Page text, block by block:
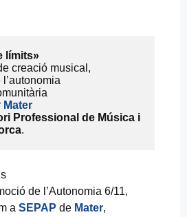
límits»
creació musical,
Mater
Professional de Música i
.
de l’Autonomia 6/11,
a SEPAP de Mater,